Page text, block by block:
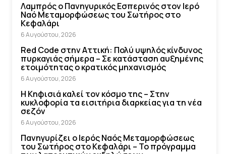
Λαμπρός ο Πανηγυρικός Εσπερινός στον Ιερό
Ναό Μεταμορφώσεως του Σωτήρος στο
Κεφαλάρι
6 Αυγούστου, 2026
Red Code στην Αττική: Πολύ υψηλός κίνδυνος
πυρκαγιάς σήμερα – Σε κατάσταση αυξημένης
ετοιμότητας ο κρατικός μηχανισμός
6 Αυγούστου, 2026
Η Κηφισιά καλεί τον κόσμο της – Στην
κυκλοφορία τα εισιτήρια διαρκείας για τη νέα
σεζόν
6 Αυγούστου, 2026
Πανηγυρίζει ο Ιερός Ναός Μεταμορφώσεως
του Σωτήρος στο Κεφαλάρι – Το πρόγραμμα